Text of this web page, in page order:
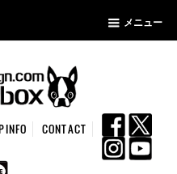
メニュー
CONTACT